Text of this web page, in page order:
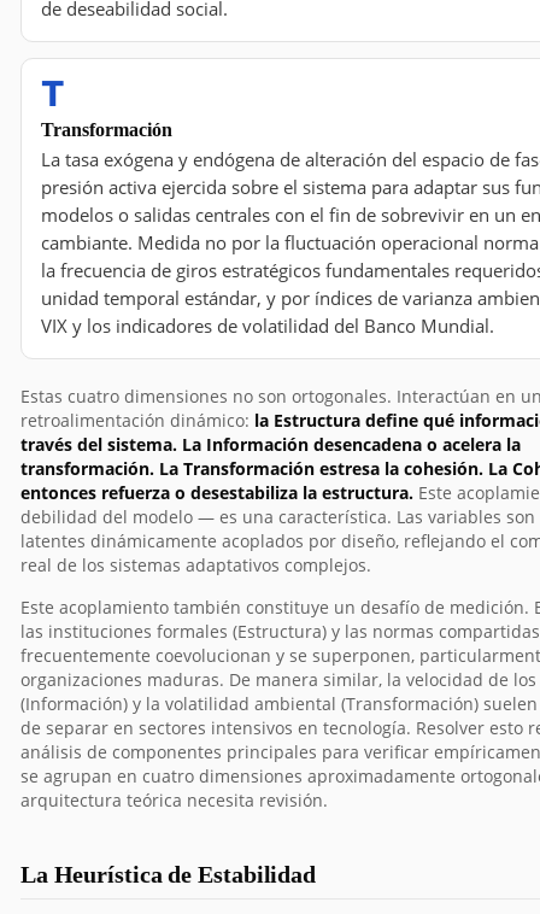
de deseabilidad social.
T
Transformación
La tasa exógena y endógena de alteración del espacio de
presión activa ejercida sobre el sistema para adaptar sus
modelos o salidas centrales con el fin de sobrevivir en un
cambiante. Medida no por la fluctuación operacional
la frecuencia de giros estratégicos fundamentales
unidad temporal estándar, y por índices de varianza
VIX y los indicadores de volatilidad del Banco Mundial.
Estas cuatro dimensiones no son ortogonales. Interactúan en
retroalimentación dinámico: la Estructura define qué
través del sistema. La Información desencadena o acelera la
transformación. La Transformación estresa la cohesión. La
entonces refuerza o desestabiliza la estructura.Este
debilidad del modelo — es una característica. Las variables son
latentes dinámicamente acoplados por diseño, reflejando el
real de los sistemas adaptativos complejos.
Este acoplamiento también constituye un desafío de medición.
las instituciones formales (Estructura) y las normas
frecuentemente coevolucionan y se superponen,
organizaciones maduras. De manera similar, la velocidad de
(Información) y la volatilidad ambiental (Transformación)
de separar en sectores intensivos en tecnología. Resolver esto
análisis de componentes principales para verificar
se agrupan en cuatro dimensiones aproximadamente
arquitectura teórica necesita revisión.
La Heurística de Estabilidad